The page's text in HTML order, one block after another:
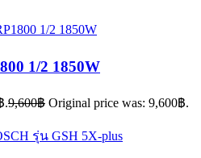
1/2 1850W
.9,600฿ Original price was: 9,600฿.